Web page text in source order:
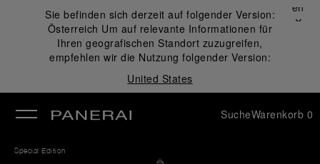
Sie befinden sich derzeit auf folgender Version:
Österreich Um auf relevante Informationen für
Ihren geografischen Standort zuzugreifen,
empfehlen wir die Nutzung folgender Version:
United States
Schließen
✕
SucheWarenkorb 0
Special Edition